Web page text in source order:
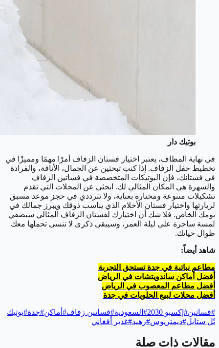
بوتيك دار
في نهاية المطاف، يعتبر اختيار فستان الزفاف أمرًا مهمًا ومميزًا في
تخطيط حفل الزفاف. إذا كنتِ تبحثين عن الجمال، الأناقة، والفرادة
في فستانك، فإن البوتيكات المتخصصة في فساتين الزفاف
والسهرة هي المكان المثالي لك. ابحثي عن المحلات التي تقدم
تشكيلات متنوعة ومختارة بعناية، ولا تترددي في حجز موعد مسبق
لزيارتها واختيار فستان الأحلام الذي يناسب ذوقك ويبرز جمالك في
يومك الخاص. فلا شك أن اختيارك لفستان الزفاف المثالي سيضفي
لمسة ساحرة على ليلة العمر، وسيبقى ذكرى لا تنسى تحملها معك
طوال حياتك.
شاهد أيضاً:
مطاعم نباتية في جدة تستحق التجربة
أفضل أماكن ساندويتشات في الرياض
أفضل مطاعم المعصوب في الرياض
أفضل محلات لبيع الحلويات في جدة
#فساتين# إكسبو 2030 # السعودية#فساتين زفاف# أماكن#جدة#بوتيك
تُل ستايل#ديمتريوس#رهيد#غدير أفغاني
مقالات ذات صلة